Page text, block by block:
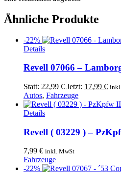
Ähnliche Produkte
-22%
Details
Revell 07066 –
Statt: 22,99€ Ursprünglicher
Preis
war:
Jetzt: 17,99 €
ist:
Autos, Fahrzeuge
Details
Revell ( 03229 ) –
7,99 € inkl. MwSt
Fahrzeuge
-22%